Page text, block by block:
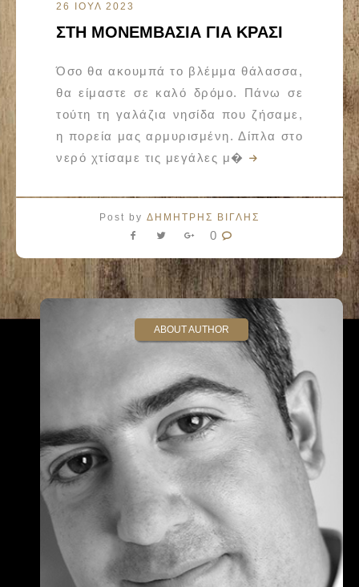
26 ΙΟΥΛ 2023
ΣΤΗ ΜΟΝΕΜΒΑΣΙΑ ΓΙΑ ΚΡΑΣΙ
Όσο θα ακουμπά το βλέμμα θάλασσα,
θα είμαστε σε καλό δρόμο. Πάνω σε
τούτη τη γαλάζια νησίδα που ζήσαμε,
η πορεία μας αρμυρισμένη. Δίπλα στο
νερό χτίσαμε τις μεγάλες μ�
Post by ΔΗΜΗΤΡΗΣ ΒΙΓΛΗΣ
0
ABOUT AUTHOR